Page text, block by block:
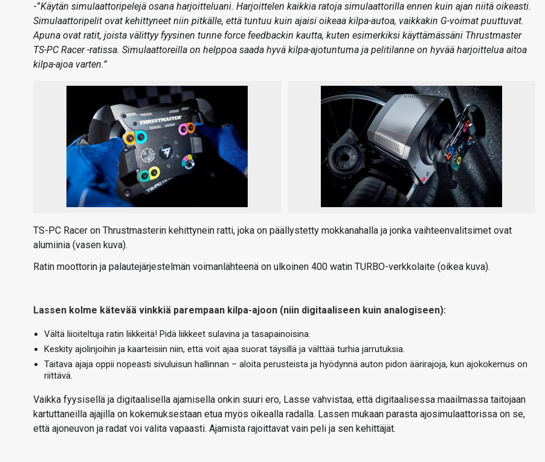
-”Käytän simulaattoripelejä osana harjoitteluani. Harjoittelen kaikkia ratoja simulaattorilla ennen kuin ajan niitä oikeasti.
Simulaattoripelit ovat kehittyneet niin pitkälle, että tuntuu kuin ajaisi oikeaa kilpa-autoa, vaikkakin G-voimat puuttuvat.
Apuna ovat ratit, joista välittyy fyysinen tunne force feedbackin kautta, kuten esimerkiksi käyttämässäni Thrustmaster
TS-PC Racer -ratissa. Simulaattoreilla on helppoa saada hyvä kilpa-ajotuntuma ja pelitilanne on hyvää harjoittelua aitoa
kilpa-ajoa varten.”
TS-PC Racer on Thrustmasterin kehittynein ratti, joka on päällystetty mokkanahalla ja jonka vaihteenvalitsimet ovat
alumiinia (vasen kuva).
Ratin moottorin ja palautejärjestelmän voimanlähteenä on ulkoinen 400 watin TURBO-verkkolaite (oikea kuva).
Lassen kolme kätevää vinkkiä parempaan kilpa-ajoon (niin digitaaliseen kuin analogiseen):
Vältä liioiteltuja ratin liikkeitä! Pidä liikkeet sulavina ja tasapainoisina.
Keskity ajolinjoihin ja kaarteisiin niin, että voit ajaa suorat täysillä ja välttää turhia jarrutuksia.
Taitava ajaja oppii nopeasti sivuluisun hallinnan – aloita perusteista ja hyödynnä auton pidon äärirajoja, kun ajokokemus on
riittävä.
Vaikka fyysisellä ja digitaalisella ajamisella onkin suuri ero, Lasse vahvistaa, että digitaalisessa maailmassa taitojaan
kartuttaneilla ajajilla on kokemuksestaan etua myös oikealla radalla. Lassen mukaan parasta ajosimulaattorissa on se,
että ajoneuvon ja radat voi valita vapaasti. Ajamista rajoittavat vain peli ja sen kehittäjät.